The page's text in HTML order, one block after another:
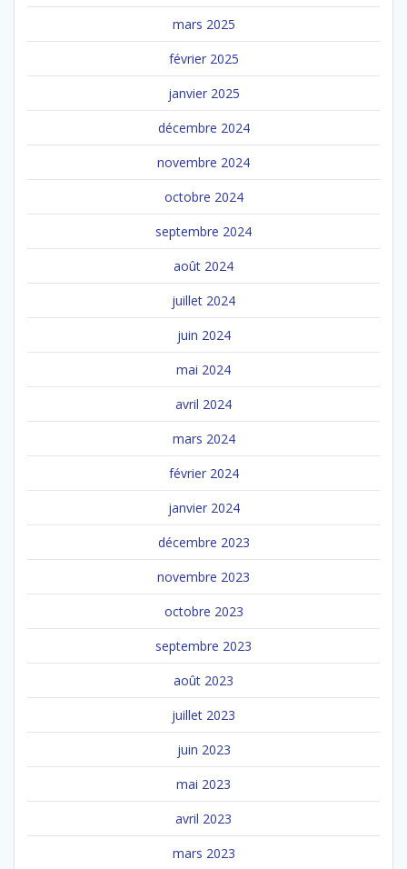
mars 2025
février 2025
janvier 2025
décembre 2024
novembre 2024
octobre 2024
septembre 2024
août 2024
juillet 2024
juin 2024
mai 2024
avril 2024
mars 2024
février 2024
janvier 2024
décembre 2023
novembre 2023
octobre 2023
septembre 2023
août 2023
juillet 2023
juin 2023
mai 2023
avril 2023
mars 2023